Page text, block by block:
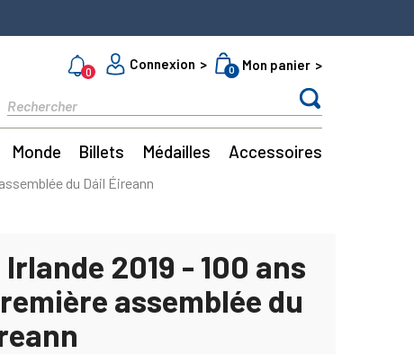
0
Connexion 0 Mon panier
Monde Billets Médailles Accessoires
du Dáil Éireann
2019 - 100 ans
assemblée du